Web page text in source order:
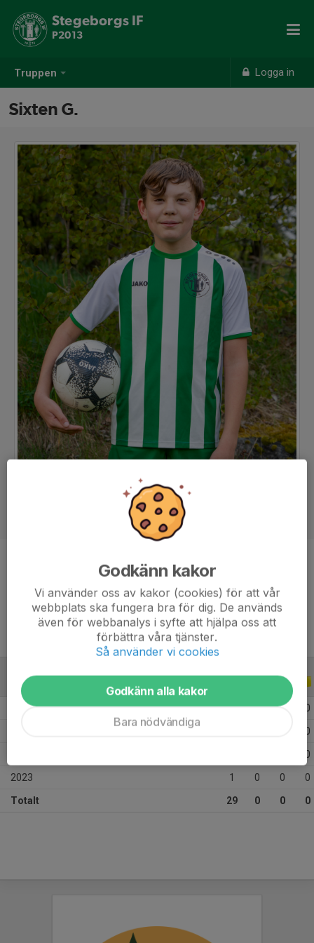
Truppen Logga in
Stegeborgs IF
P2013
Sixten G.
-
Ålder
13 år
ALLA SERIER
2026 7 0 0 0
0
0
2023 1 0 0 0
Totalt 29 0 0 0
Godkänn kakor
Vi använder oss av kakor (cookies) för att vår
webbplats ska fungera bra för dig. De används
även för webbanalys i syfte att hjälpa oss att
förbättra våra tjänster.
Så använder vi cookies
Godkänn alla kakor
Bara nödvändiga